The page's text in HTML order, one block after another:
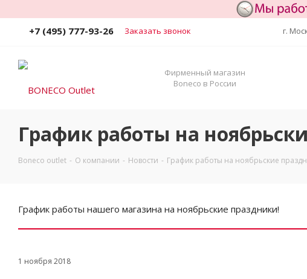
+7 (495) 777-93-26 Заказать звонок г.
Фирменный магазин
Boneco в России
График работы на
Boneco outlet - О компании - Новости - График работы на ноябрьские
График работы нашего магазина на ноябрьские праздники!
1 ноября 2018